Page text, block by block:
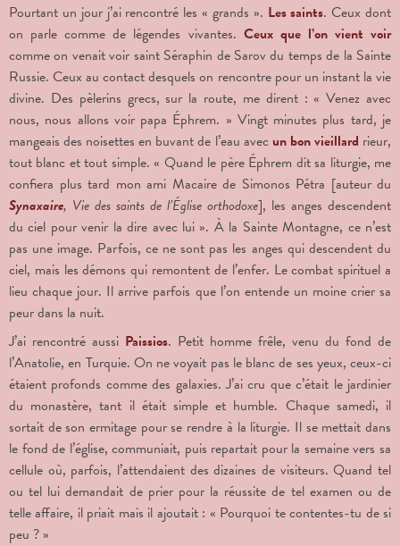
Pourtant un jour j’ai rencontré les « grands ». Les saints. Ceux dont
on parle comme de légendes vivantes. Ceux que l’on vient voir
comme on venait voir saint Séraphin de Sarov du temps de la Sainte
Russie. Ceux au contact desquels on rencontre pour un instant la vie
divine. Des pèlerins grecs, sur la route, me dirent : « Venez avec
nous, nous allons voir papa Éphrem. » Vingt minutes plus tard, je
mangeais des noisettes en buvant de l’eau avecun bon vieillard rieur,
tout blanc et tout simple. « Quand le père Éphrem dit sa liturgie, me
confiera plus tard mon ami Macaire de Simonos Pétra [auteur du
Synaxaire, Vie des saints de l’Église orthodoxe], les anges descendent
du ciel pour venir la dire avec lui ». À la Sainte Montagne, ce n’est
pas une image. Parfois, ce ne sont pas les anges qui descendent du
ciel, mais les démons qui remontent de l’enfer. Le combat spirituel a
lieu chaque jour. Il arrive parfois que l’on entende un moine crier sa
peur dans la nuit.
J’ai rencontré aussi Paissios. Petit homme frêle, venu du fond de
l’Anatolie, en Turquie. On ne voyait pas le blanc de ses yeux, ceux-ci
étaient profonds comme des galaxies. J’ai cru que c’était le jardinier
du monastère, tant il était simple et humble. Chaque samedi, il
sortait de son ermitage pour se rendre à la liturgie. Il se mettait dans
le fond de l’église, communiait, puis repartait pour la semaine vers sa
cellule où, parfois, l’attendaient des dizaines de visiteurs. Quand tel
ou tel lui demandait de prier pour la réussite de tel examen ou de
telle affaire, il priait mais il ajoutait : « Pourquoi te contentes-tu de si
peu ? »